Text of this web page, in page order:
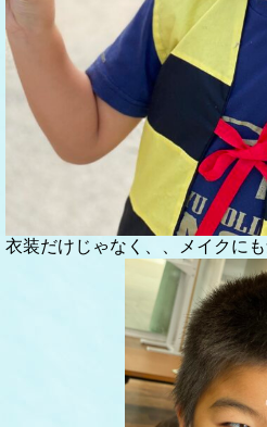
衣装だけじゃなく、、メイクに